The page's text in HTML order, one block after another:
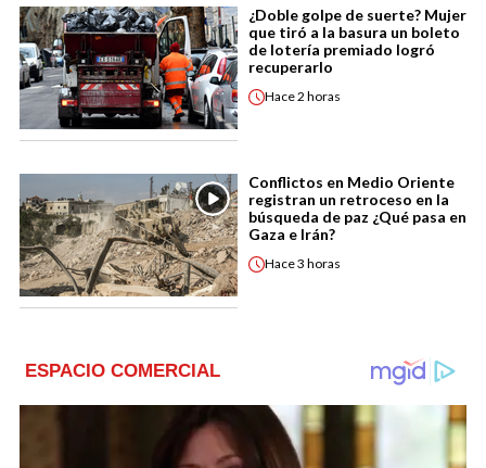
¿Doble golpe de suerte? Mujer
que tiró a la basura un boleto
de lotería premiado logró
recuperarlo
Hace2 horas
Conflictos en Medio Oriente
registran un retroceso en la
búsqueda de paz ¿Qué pasa en
Gaza e Irán?
Hace3 horas